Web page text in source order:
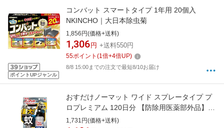
ポイントUPジャンル
コンバット スマートタイプ 1年用 20個入
NKINCHO｜大日本除虫菊
1,856円(価格+送料)
1,306 円 +送料550円
55ポイント (1倍+4倍UP)
8/8 15:00までの注文で最短8/10お届け
おすだけノーマット ワイド スプレータイプ プ
ロプレミアム 120日分 【防除用医薬部外品】ア
ース製薬｜Earth
1,731円(価格+送料)